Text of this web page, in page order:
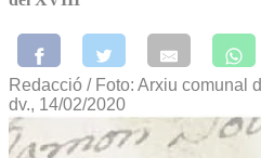
Redacció / Foto: Arxiu comunal
dv., 14/02/2020